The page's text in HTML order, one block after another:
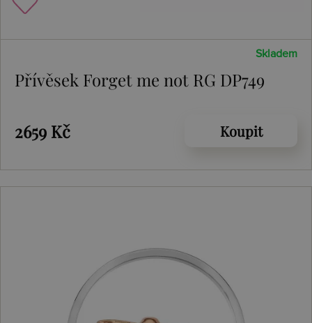
Skladem
Přívěsek Forget me not RG DP749
2659 Kč Koupit